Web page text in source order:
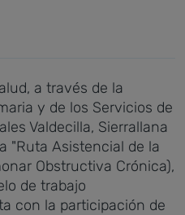
a través de la
y de los Servicios de
Valdecilla, Sierrallana
"Ruta Asistencial de la
Obstructiva Crónica),
de trabajo
con la participación de